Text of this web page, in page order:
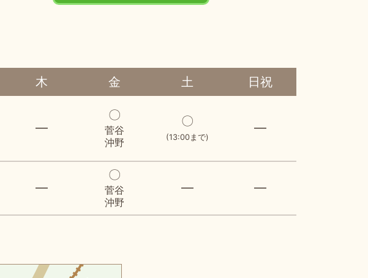
木 金 土 日祝
―
〇
菅谷
沖野
〇
(13:00まで)
―
―
〇
菅谷
沖野
― ―